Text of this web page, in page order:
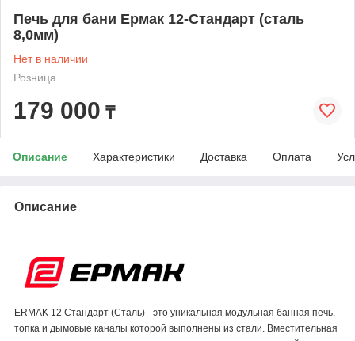
Печь для бани Ермак 12-Стандарт (сталь
8,0мм)
Нет в наличии
Розница
179 000 ₸
Описание Характеристики Доставка Оплата
Описание
ERMAK 12 Стандарт (Сталь) - это уникальная модульная банная печь,
топка и дымовые каналы которой выполнены из стали. Вместительная